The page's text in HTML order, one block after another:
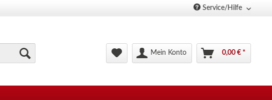
Service/Hilfe
Mein Konto 0,00 € *